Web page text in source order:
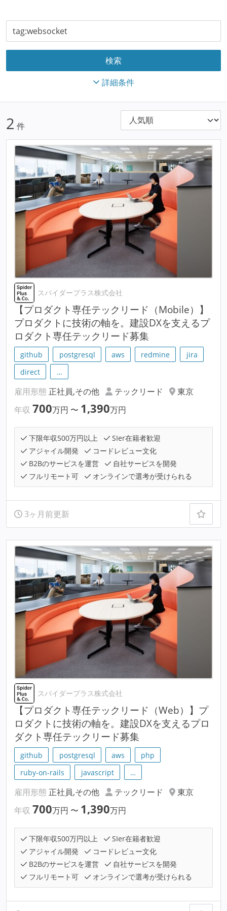
詳細条件
2 件
スパイダープラス株式会社
【プロダクト専任テックリード（Mobile）】
プロダクトに技術の軸を。建設DXを支えるプ
ロダクト専任テックリード募集
github postgresql aws redmine
jira
direct
…
雇用形態 正社員,その他 テックリード
東京
年収 700万円 〜 1,390万円
下限年収500万円以上
SIer在籍者歓迎
アジャイル開発
コードレビュー文化
B2Bのサービスを運営
自社サービスを開発
フルリモート可
オンラインで選考が受けられる
3ヶ月前更新
スパイダープラス株式会社
【プロダクト専任テックリード（Web）】プ
ロダクトに技術の軸を。建設DXを支えるプロ
ダクト専任テックリード募集
github postgresql aws
php
ruby-on-rails
javascript …
雇用形態 正社員,その他 テックリード
東京
年収 700万円 〜 1,390万円
下限年収500万円以上
SIer在籍者歓迎
アジャイル開発
コードレビュー文化
B2Bのサービスを運営
自社サービスを開発
フルリモート可
オンラインで選考が受けられる